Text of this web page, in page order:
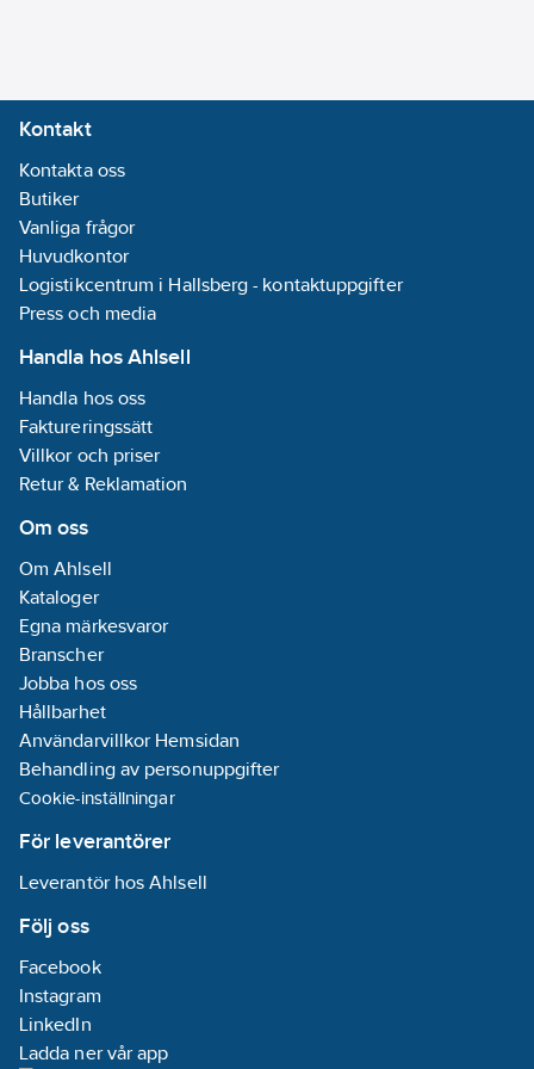
Kontakt
Kontakta oss
Butiker
Vanliga frågor
Huvudkontor
Logistikcentrum i Hallsberg - kontaktuppgifter
Press och media
Handla hos Ahlsell
Handla hos oss
Faktureringssätt
Villkor och priser
Retur & Reklamation
Om oss
Om Ahlsell
Kataloger
Egna märkesvaror
Branscher
Jobba hos oss
Hållbarhet
Användarvillkor Hemsidan
Behandling av personuppgifter
Cookie-inställningar
För leverantörer
Leverantör hos Ahlsell
Följ oss
Facebook
Instagram
LinkedIn
Ladda ner vår app